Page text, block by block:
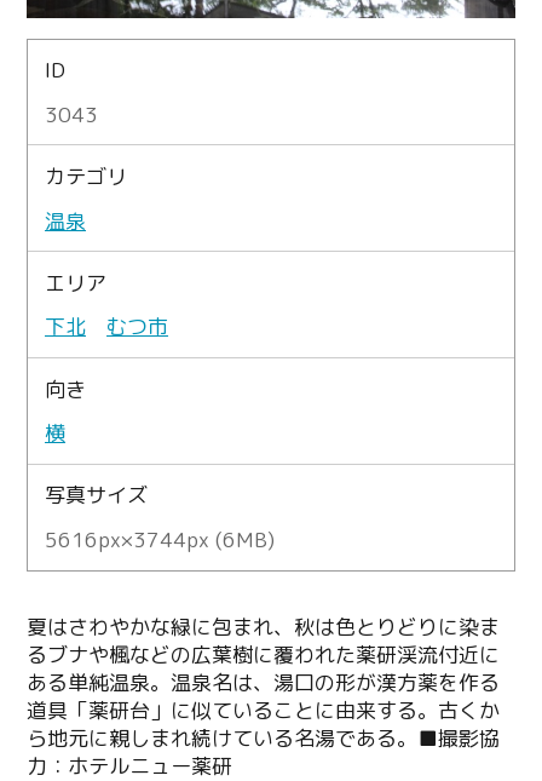
ID
3043
カテゴリ
温泉
エリア
下北
むつ市
向き
横
写真サイズ
5616px×3744px (6MB)
夏はさわやかな緑に包まれ、秋は色とりどりに染ま
るブナや楓などの広葉樹に覆われた薬研渓流付近に
ある単純温泉。温泉名は、湯口の形が漢方薬を作る
道具「薬研台」に似ていることに由来する。古くか
ら地元に親しまれ続けている名湯である。■撮影協
力：ホテルニュー薬研